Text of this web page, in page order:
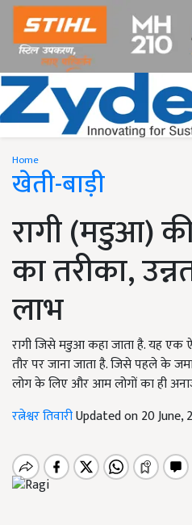
Home
खेती-बाड़ी
रागी (मडुआ)
का तरीका,
लाभ
रागी जिसे मडुआ कहा जाता है. यह
तौर पर जाना जाता है. जिसे पहले के
लोग के लिए और आम लोगों का ही
रत्नेश्वर तिवारीUpdated on 20 June,